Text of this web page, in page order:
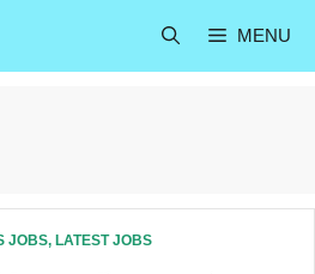
MENU
JOBS, LATEST JOBS